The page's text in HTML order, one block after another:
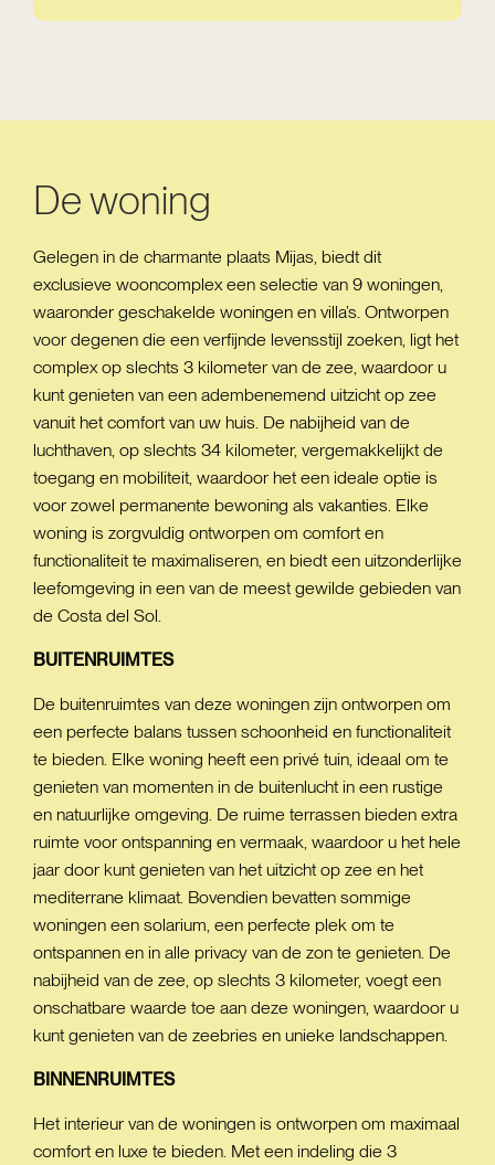
De woning
Gelegen in de charmante plaats Mijas, biedt dit
exclusieve wooncomplex een selectie van 9 woningen,
waaronder geschakelde woningen en villa’s. Ontworpen
voor degenen die een verfijnde levensstijl zoeken, ligt het
complex op slechts 3 kilometer van de zee, waardoor u
kunt genieten van een adembenemend uitzicht op zee
vanuit het comfort van uw huis. De nabijheid van de
luchthaven, op slechts 34 kilometer, vergemakkelijkt de
toegang en mobiliteit, waardoor het een ideale optie is
voor zowel permanente bewoning als vakanties. Elke
woning is zorgvuldig ontworpen om comfort en
functionaliteit te maximaliseren, en biedt een uitzonderlijke
leefomgeving in een van de meest gewilde gebieden van
de Costa del Sol.
BUITENRUIMTES
De buitenruimtes van deze woningen zijn ontworpen om
een perfecte balans tussen schoonheid en functionaliteit
te bieden. Elke woning heeft een privé tuin, ideaal om te
genieten van momenten in de buitenlucht in een rustige
en natuurlijke omgeving. De ruime terrassen bieden extra
ruimte voor ontspanning en vermaak, waardoor u het hele
jaar door kunt genieten van het uitzicht op zee en het
mediterrane klimaat. Bovendien bevatten sommige
woningen een solarium, een perfecte plek om te
ontspannen en in alle privacy van de zon te genieten. De
nabijheid van de zee, op slechts 3 kilometer, voegt een
onschatbare waarde toe aan deze woningen, waardoor u
kunt genieten van de zeebries en unieke landschappen.
BINNENRUIMTES
Het interieur van de woningen is ontworpen om maximaal
comfort en luxe te bieden. Met een indeling die 3